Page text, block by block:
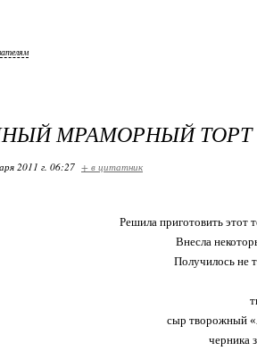
МРАМОРНЫЙ ТОРТ
2011 г. 06:27 + в цитатник
Решила приготовить этот
Внесла
Получилось не
сыр творожный
черника